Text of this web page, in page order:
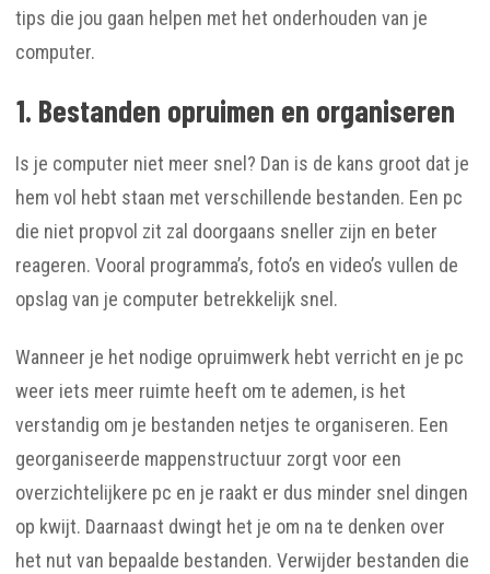
tips die jou gaan helpen met het onderhouden van je
computer.
1. Bestanden opruimen en organiseren
Is je computer niet meer snel? Dan is de kans groot dat je
hem vol hebt staan met verschillende bestanden. Een pc
die niet propvol zit zal doorgaans sneller zijn en beter
reageren. Vooral programma’s, foto’s en video’s vullen de
opslag van je computer betrekkelijk snel.
Wanneer je het nodige opruimwerk hebt verricht en je pc
weer iets meer ruimte heeft om te ademen, is het
verstandig om je bestanden netjes te organiseren. Een
georganiseerde mappenstructuur zorgt voor een
overzichtelijkere pc en je raakt er dus minder snel dingen
op kwijt. Daarnaast dwingt het je om na te denken over
het nut van bepaalde bestanden. Verwijder bestanden die